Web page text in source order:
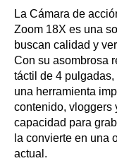
La Cámara de
Zoom 18X es una
buscan calidad y
Con su asombrosa
táctil de 4
una herramienta
contenido, vloggers
capacidad para
la convierte en una
actual.